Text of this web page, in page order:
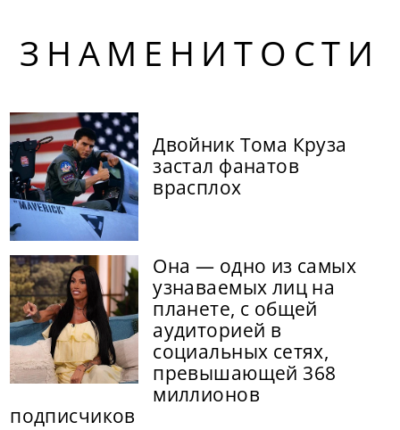
ЗНАМЕНИТОСТИ
Двойник Тома Круза
застал фанатов
врасплох
Она — одно из самых
узнаваемых лиц на
планете, с общей
аудиторией в
социальных сетях,
превышающей 368
миллионов
подписчиков